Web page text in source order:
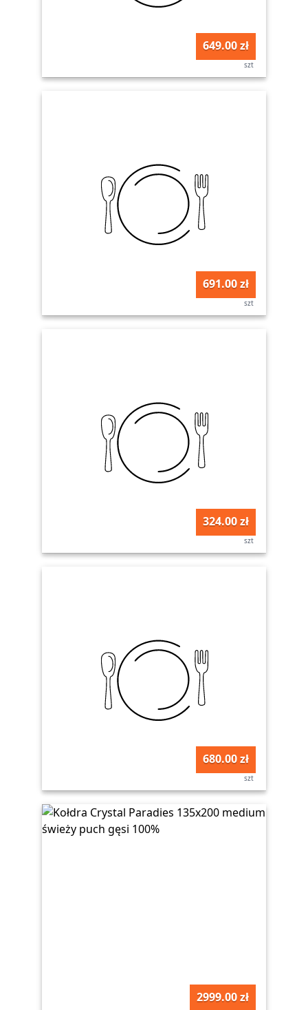
649.00 zł
szt
691.00 zł
szt
324.00 zł
szt
680.00 zł
szt
2999.00 zł